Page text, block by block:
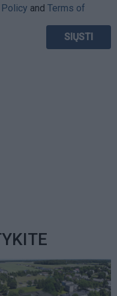
and Terms of